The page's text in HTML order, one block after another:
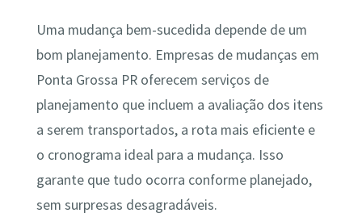
Uma mudança bem-sucedida depende de um
bom planejamento. Empresas de mudanças em
Ponta Grossa PR oferecem serviços de
planejamento que incluem a avaliação dos itens
a serem transportados, a rota mais eficiente e
o cronograma ideal para a mudança. Isso
garante que tudo ocorra conforme planejado,
sem surpresas desagradáveis.